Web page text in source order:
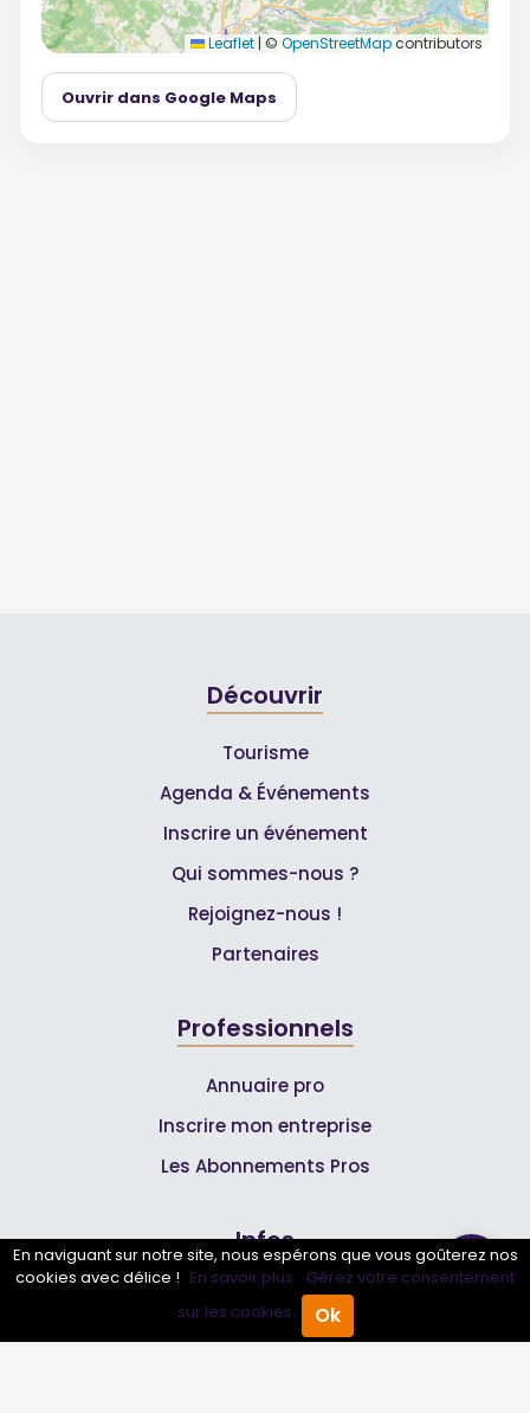
Annuaire Pro Agenda
Leaflet | © OpenStreetMapcontributors
Ouvrir dans Google Maps
Découvrir
Tourisme
Agenda & Événements
Inscrire un événement
Qui sommes-nous ?
Rejoignez-nous !
Partenaires
Professionnels
Annuaire pro
Inscrire mon entreprise
Les Abonnements Pros
Infos
Mentions légales et CGV
En naviguant sur notre site, nous espérons que vous goûterez nos
cookies avec délice ! En savoir plus. Gérez votre consentement
sur les cookies.
Ok